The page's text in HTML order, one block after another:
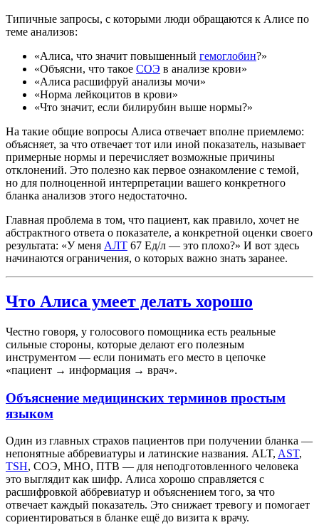
Типичные запросы, с которыми люди обращаются к Алисе по
теме анализов:
«Алиса, что значит повышенный гемоглобин?»
«Объясни, что такое СОЭ в анализе крови»
«Алиса расшифруй анализы мочи»
«Норма лейкоцитов в крови»
«Что значит, если билирубин выше нормы?»
На такие общие вопросы Алиса отвечает вполне приемлемо:
объясняет, за что отвечает тот или иной показатель, называет
примерные нормы и перечисляет возможные причины
отклонений. Это полезно как первое ознакомление с темой,
но для полноценной интерпретации вашего конкретного
бланка анализов этого недостаточно.
Главная проблема в том, что пациент, как правило, хочет не
абстрактного ответа о показателе, а конкретной оценки своего
результата: «У меня АЛТ 67 Ед/л — это плохо?» И вот здесь
начинаются ограничения, о которых важно знать заранее.
Что Алиса умеет делать хорошо
Честно говоря, у голосового помощника есть реальные
сильные стороны, которые делают его полезным
инструментом — если понимать его место в цепочке
«пациент → информация → врач».
Объяснение медицинских терминов простым
языком
Один из главных страхов пациентов при получении бланка —
непонятные аббревиатуры и латинские названия. ALT, AST,
TSH, СОЭ, МНО, ПТВ — для неподготовленного человека
это выглядит как шифр. Алиса хорошо справляется с
расшифровкой аббревиатур и объяснением того, за что
отвечает каждый показатель. Это снижает тревогу и помогает
сориентироваться в бланке ещё до визита к врачу.